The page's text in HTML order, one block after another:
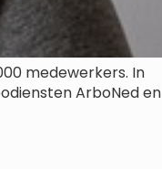
medewerkers. In
ArboNed en